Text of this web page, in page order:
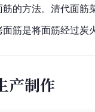
的方法。 清代面筋
面筋是将面筋经过炭
产制作